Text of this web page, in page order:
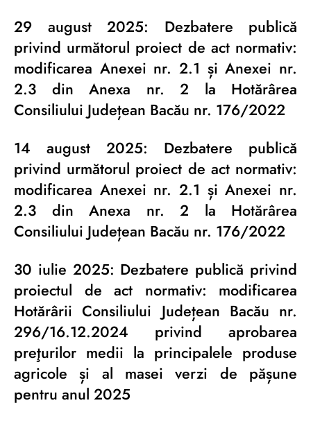
29 august 2025: Dezbatere publică
privind următorul proiect de act normativ:
modificarea Anexei nr. 2.1 și Anexei nr.
2.3 din Anexa nr. 2 la Hotărârea
Consiliului Județean Bacău nr. 176/2022
14 august 2025: Dezbatere publică
privind următorul proiect de act normativ:
modificarea Anexei nr. 2.1 și Anexei nr.
2.3 din Anexa nr. 2 la Hotărârea
Consiliului Județean Bacău nr. 176/2022
30 iulie 2025: Dezbatere publică privind
proiectul de act normativ: modificarea
Hotărârii Consiliului Județean Bacău nr.
296/16.12.2024 privind aprobarea
preţurilor medii la principalele produse
agricole și al masei verzi de pășune
pentru anul 2025